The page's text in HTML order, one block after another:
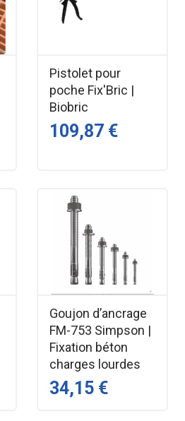
Pistolet pour
poche Fix'Bric |
Biobric
109,87 €
Goujon d’ancrage
FM-753 Simpson |
Fixation béton
charges lourdes
34,15 €